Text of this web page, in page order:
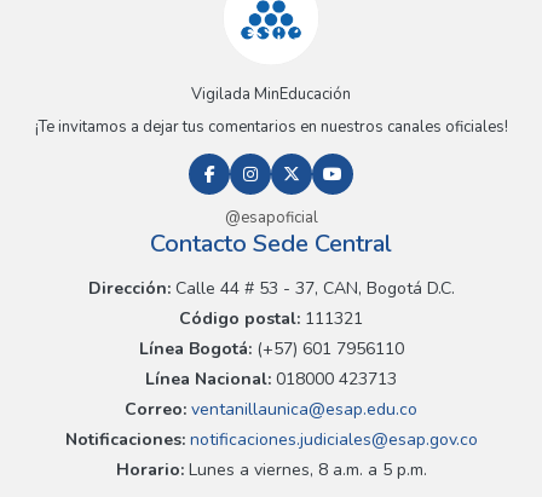
Vigilada MinEducación
¡Te invitamos a dejar tus comentarios en nuestros canales oficiales!
@esapoficial
Contacto Sede Central
Dirección:Calle 44 # 53 - 37, CAN, Bogotá D.C.
Código postal: 111321
Línea Bogotá:(+57) 601 7956110
Línea Nacional: 018000 423713
Correo: ventanillaunica@esap.edu.co
Notificaciones:notificaciones.judiciales@esap.gov.co
Horario:Lunes a viernes, 8 a.m. a 5 p.m.